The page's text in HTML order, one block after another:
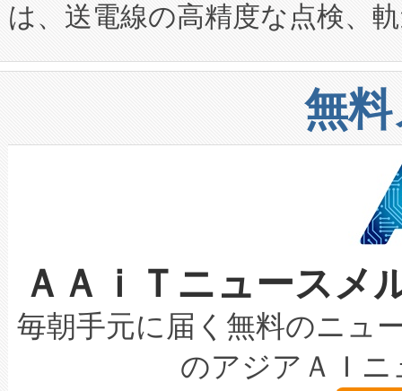
に関する技術移転および知的
構造化トレーニングカリキュ
上げおよび商用化段階におけ
設備整備および立ち上げ調整
加組織は、Enzeneのバイオ
選定された製品について、自
取得できる可能性もあります
設には、3億～4億ドルかか
最高経営責任者（CEO）であ
す。「当社のfully-connected
定、統合、導入、運用に至る
安全性を追跡し、確保する事
増加しているデータセンター
る電力網に大きな負担をかけ
事業者の負担軽減という課題
系統連系を迅速にし、ピーク
限を超えて利用可能な電力容
持できるよう貢献します。こ
ービスレベル契約（SLA）違
テリー性能の劣化によるダウ
は、送電線の高精度な点検、
や穀物倉庫におけるバルク材
リューション「Avia 2」を発
したAvia 2は、1,000メート
狭視野のFOVを切り替えるこ
ケーブル、枝などの細かな対
なレーザースポットにより、
な環境下でも豊かなディテー
キロメートル範囲を検出
LiDAR for Inspections,
無
ＡＡｉＴニュース
毎朝手元に届く無料のニュ
のアジアＡＩ